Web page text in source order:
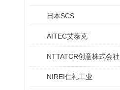
日本SCS
AITEC艾泰克
NTTATCR创意株式会社
NIREI仁礼工业